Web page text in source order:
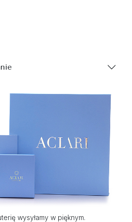
wysyłamy w pięknym.